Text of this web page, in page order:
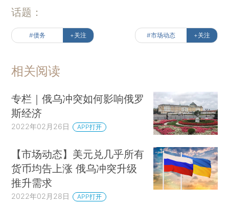
话题：
#债务 +关注 #市场动态 +关注
相关阅读
专栏｜俄乌冲突如何影响俄罗
斯经济
2022年02月26日 APP打开
【市场动态】美元兑几乎所有
货币均告上涨 俄乌冲突升级
推升需求
2022年02月28日 APP打开